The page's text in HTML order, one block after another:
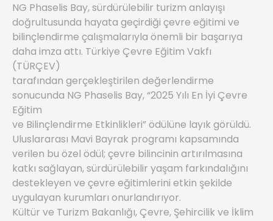
NG Phaselis Bay, sürdürülebilir turizm anlayışı
doğrultusunda hayata geçirdiği çevre eğitimi ve
bilinçlendirme çalışmalarıyla önemli bir başarıya
daha imza attı. Türkiye Çevre Eğitim Vakfı
(TÜRÇEV)
tarafından gerçekleştirilen değerlendirme
sonucunda NG Phaselis Bay, “2025 Yılı En İyi Çevre
Eğitim
ve Bilinçlendirme Etkinlikleri” ödülüne layık görüldü.
Uluslararası Mavi Bayrak programı kapsamında
verilen bu özel ödül; çevre bilincinin artırılmasına
katkı sağlayan, sürdürülebilir yaşam farkındalığını
destekleyen ve çevre eğitimlerini etkin şekilde
uygulayan kurumları onurlandırıyor.
Kültür ve Turizm Bakanlığı, Çevre, Şehircilik ve İklim